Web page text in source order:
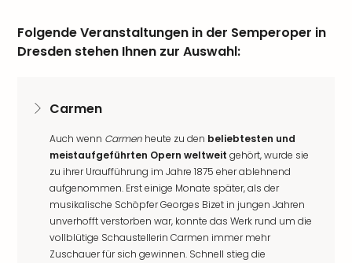
Folgende Veranstaltungen in der Semperoper in
Dresden stehen Ihnen zur Auswahl:
Carmen
Auch wenn Carmen heute zu den beliebtesten und
meistaufgeführten Opern weltweit gehört, wurde sie
zu ihrer Uraufführung im Jahre 1875 eher ablehnend
aufgenommen. Erst einige Monate später, als der
musikalische Schöpfer Georges Bizet in jungen Jahren
unverhofft verstorben war, konnte das Werk rund um die
vollblütige Schaustellerin Carmen immer mehr
Zuschauer für sich gewinnen. Schnell stieg die